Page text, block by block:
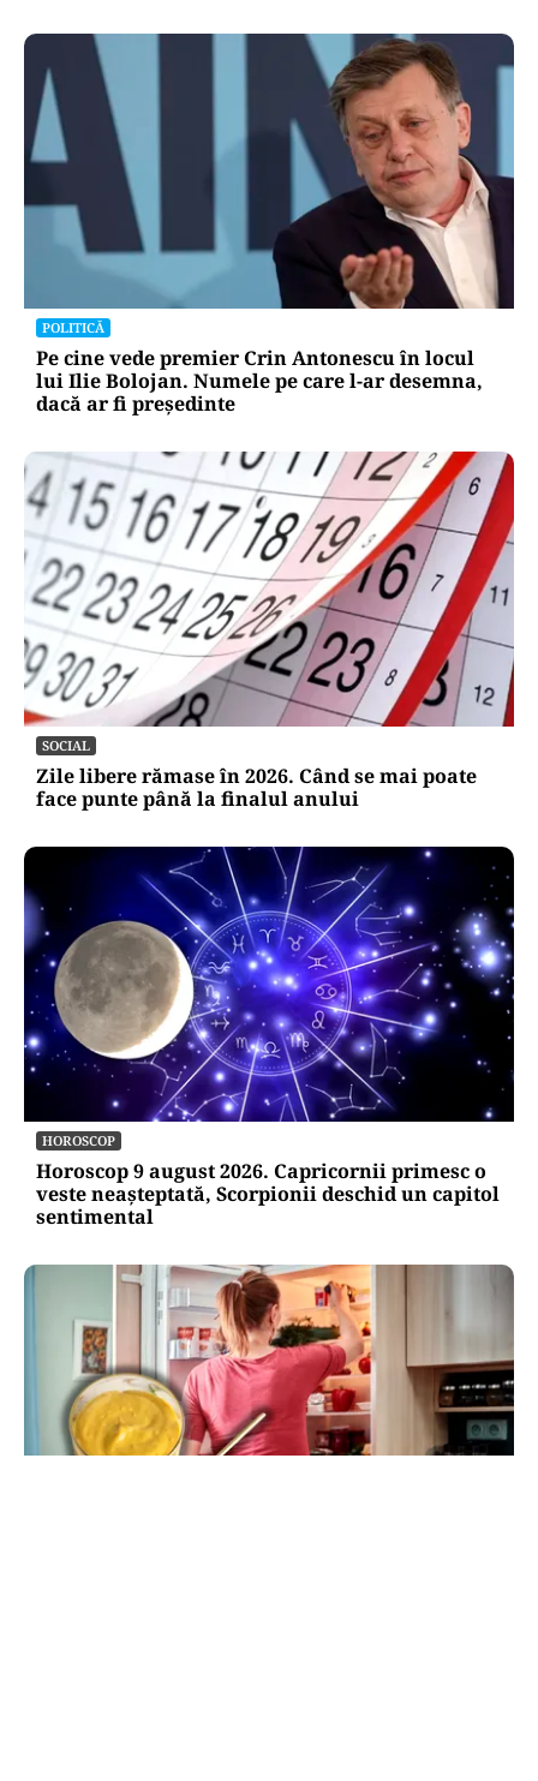
POLITICĂ
Pe cine vede premier Crin Antonescu în locul
lui Ilie Bolojan. Numele pe care l-ar desemna,
dacă ar fi președinte
SOCIAL
Zile libere rămase în 2026. Când se mai poate
face punte până la finalul anului
HOROSCOP
Horoscop 9 august 2026. Capricornii primesc o
veste neașteptată, Scorpionii deschid un capitol
sentimental